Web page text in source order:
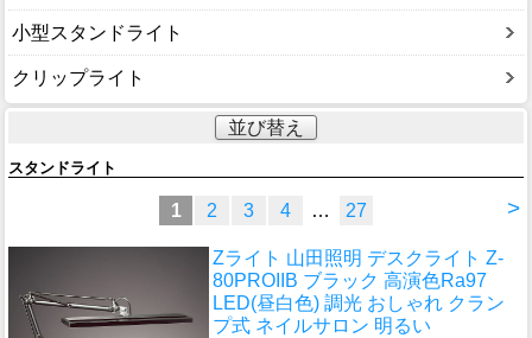
小型スタンドライト
クリップライト
並び替え
スタンドライト
>
1 2 3 4 … 27
Zライト 山田照明 デスクライト Z-
80PROIIB ブラック 高演色Ra97
LED(昼白色) 調光 おしゃれ クラン
プ式 ネイルサロン 明るい